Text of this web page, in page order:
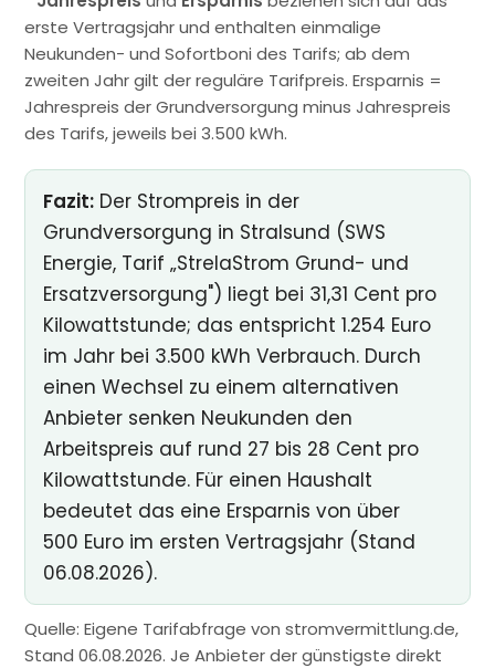
erste Vertragsjahr und enthalten einmalige
Neukunden- und Sofortboni des Tarifs; ab dem
zweiten Jahr gilt der reguläre Tarifpreis. Ersparnis =
Jahrespreis der Grundversorgung minus Jahrespreis
des Tarifs, jeweils bei 3.500 kWh.
Fazit: Der Strompreis in der
Grundversorgung in Stralsund (SWS
Energie, Tarif „StrelaStrom Grund- und
Ersatzversorgung") liegt bei 31,31 Cent pro
Kilowattstunde; das entspricht 1.254 Euro
im Jahr bei 3.500 kWh Verbrauch. Durch
einen Wechsel zu einem alternativen
Anbieter senken Neukunden den
Arbeitspreis auf rund 27 bis 28 Cent pro
Kilowattstunde. Für einen Haushalt
bedeutet das eine Ersparnis von über
500 Euro im ersten Vertragsjahr (Stand
06.08.2026).
Quelle: Eigene Tarifabfrage von stromvermittlung.de,
Stand 06.08.2026. Je Anbieter der günstigste direkt